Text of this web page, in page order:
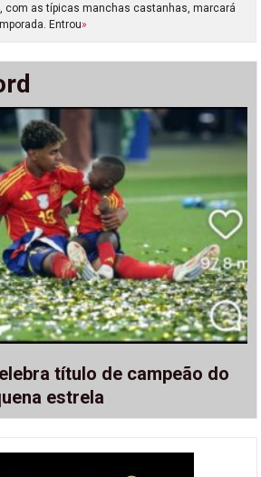
com as típicas manchas castanhas, marcará
Entrou»
título de campeão do
estrela